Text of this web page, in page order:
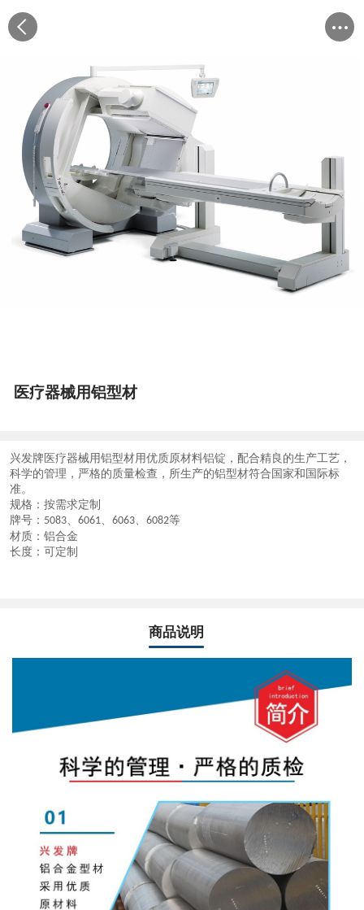
医疗器械用铝型材
兴发牌 医疗器械用铝型材用优质原材料铝锭，配合精良的生产工艺，
科学的管理，严格的质量检查，所生产的铝型材符合国家和国际标
准。
规格：按需求定制
牌号： 5083、 6061、 6063、 6082等
材质：铝合金
长度：可定制
商品说明